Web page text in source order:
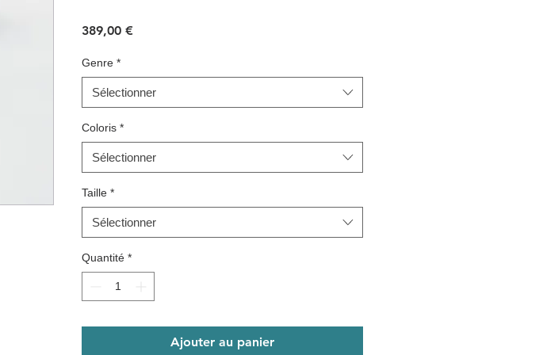
389,00 €
Genre *
Sélectionner
Coloris *
Sélectionner
Taille *
Sélectionner
Quantité *
Ajouter au panier